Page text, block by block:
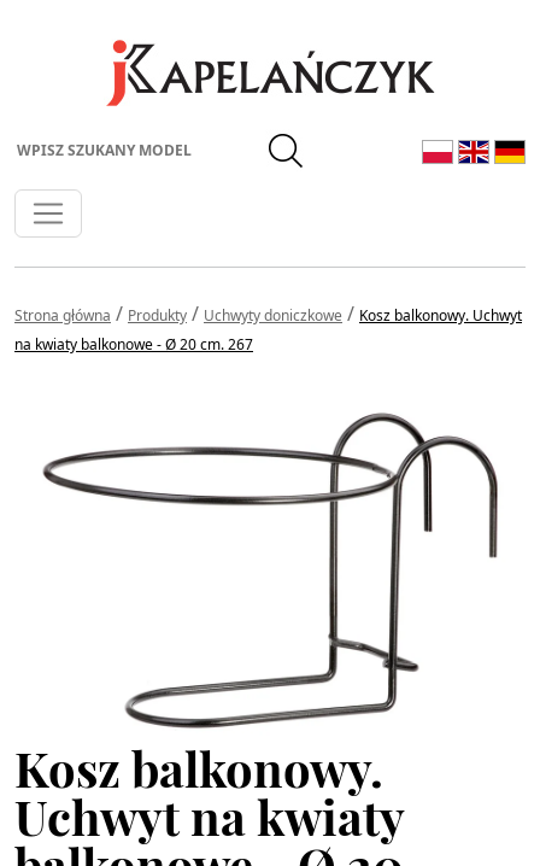
Wpisz szukany model
Strona główna / Produkty / Uchwyty doniczkowe / Kosz balkonowy. Uchwyt
na kwiaty balkonowe - Ø 20 cm. 267
Kosz balkonowy.
Uchwyt na kwiaty